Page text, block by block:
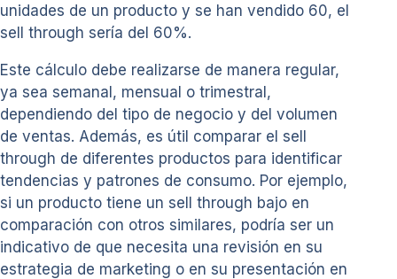
unidades de un producto y se han vendido 60, el
sell through sería del 60%.
Este cálculo debe realizarse de manera regular,
ya sea semanal, mensual o trimestral,
dependiendo del tipo de negocio y del volumen
de ventas. Además, es útil comparar el sell
through de diferentes productos para identificar
tendencias y patrones de consumo. Por ejemplo,
si un producto tiene un sell through bajo en
comparación con otros similares, podría ser un
indicativo de que necesita una revisión en su
estrategia de marketing o en su presentación en